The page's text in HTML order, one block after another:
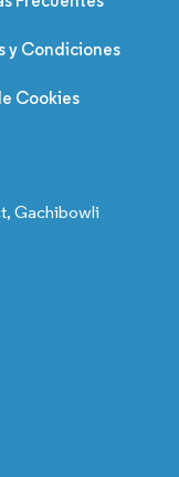
y Condiciones
Cookies
Gachibowli